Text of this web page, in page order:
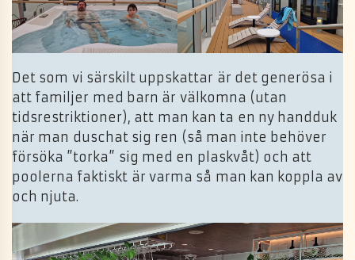
Det som vi särskilt uppskattar är det generösa i
att familjer med barn är välkomna (utan
tidsrestriktioner), att man kan ta en ny handduk
när man duschat sig ren (så man inte behöver
försöka ”torka” sig med en plaskvåt) och att
poolerna faktiskt är varma så man kan koppla av
och njuta.